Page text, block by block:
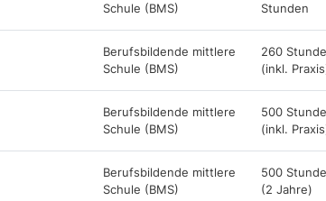
Schule (BMS)
Stunden
Berufsbildende mittlere
Schule (BMS)
260
(inkl.
Berufsbildende mittlere
Schule (BMS)
500
(inkl.
Berufsbildende mittlere
Schule (BMS)
500
(2 Jahre)